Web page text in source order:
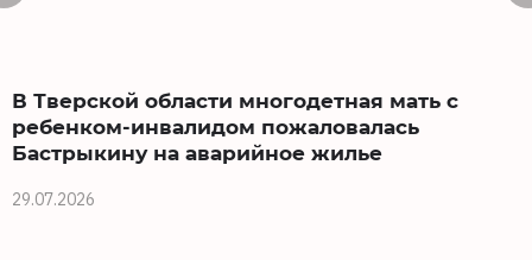
В Тверской области многодетная мать с
ребенком-инвалидом пожаловалась
Бастрыкину на аварийное жилье
29.07.2026